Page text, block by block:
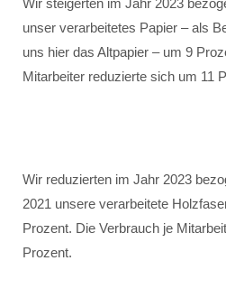
Wir steigerten im Jahr 2023
unser verarbeitetes Papier – als
uns hier das Altpapier – um 9
Mitarbeiter reduzierte sich um 11
Wir reduzierten im Jahr 2023
2021 unsere verarbeitete
Prozent. Die Verbrauch je
Prozent.